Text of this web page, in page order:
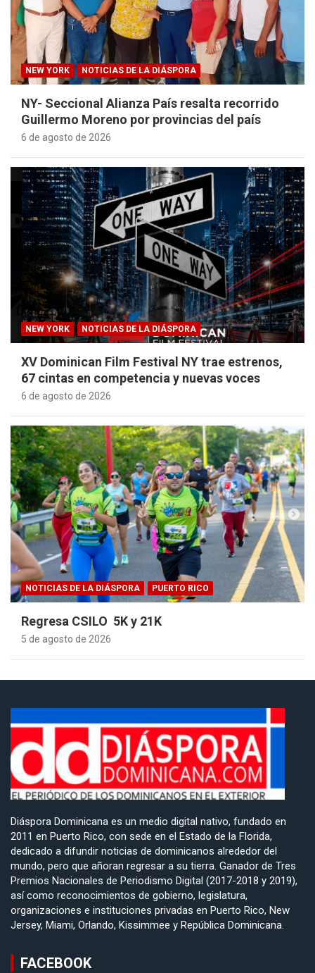
NEW YORK NOTICIAS DE LA DIÁSPORA
NY- Seccional Alianza País resalta recorrido
Guillermo Moreno por provincias del país
6 de agosto de 2026
NEW YORK NOTICIAS DE LA DIÁSPORA
XV Dominican Film Festival NY trae estrenos,
67 cintas en competencia y nuevas voces
6 de agosto de 2026
NOTICIAS DE LA DIÁSPORA PUERTO RICO
Regresa CSILO 5K y 21K
5 de agosto de 2026
Diáspora Dominicana es un medio digital nativo, fundado en
2011 en Puerto Rico, con sede en el Estado de la Florida,
dedicado a difundir noticias de dominicanos alrededor del
mundo, pero que añoran regresar a su tierra. Ganador de Tres
Premios Nacionales de Periodismo Digital (2017-2018 y 2019),
así como reconocimientos de gobierno, legislatura,
organizaciones e instituciones privadas en Puerto Rico, New
Jersey, Miami, Orlando, Kissimmee y República Dominicana.
FACEBOOK